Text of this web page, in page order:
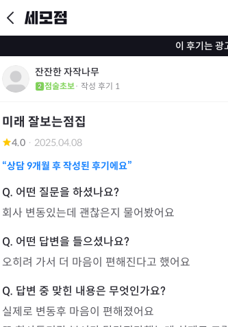
이 후기는 광
잔잔한 자작나무
점술초보· 작성 후기 1
미래 잘보는점집
4.0 · 2025.04.08
“상담9개월 후 작성된 후기에요”
회사 변동있는데 괜찮은지 물어봤어요
오히려 가서 더 마음이 편해진다고 했어요
실제로 변동후 마음이 편해졌어요